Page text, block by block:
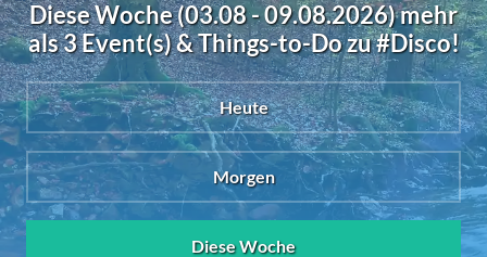
Diese Woche (03.08 - 09.08.2026) mehr
als 3 Event(s) & Things-to-Do zu #Disco!
Heute
Morgen
Diese Woche